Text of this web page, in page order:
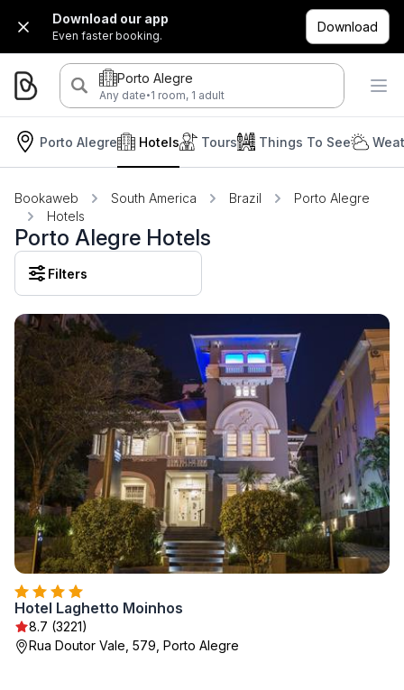
Download our app
Even faster booking.
Download
Porto Alegre
Any date·1 room, 1 adult
Porto Alegre Hotels Tours Things To See
Bookaweb South America Brazil
Porto Alegre
Hotels
Porto Alegre Hotels
Filters
Hotel Laghetto Moinhos
8.7 (3221)
Rua Doutor Vale, 579, Porto Alegre